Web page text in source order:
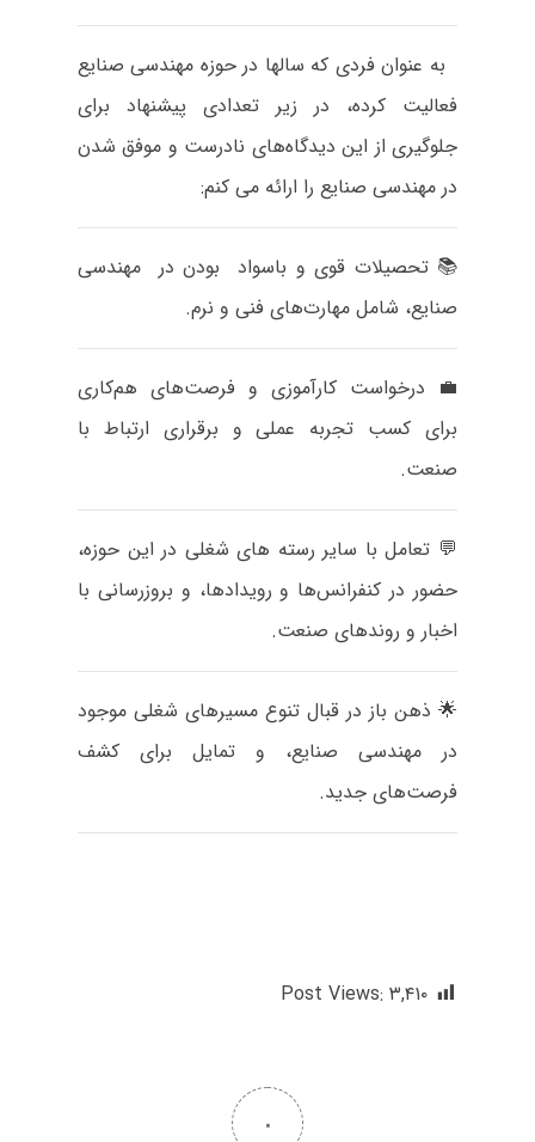
به عنوان فردی که سالها در حوزه مهندسی صنایع
فعالیت کرده، در زیر تعدادی پیشنهاد برای
جلوگیری از این دیدگاه‌های نادرست و موفق شدن
در مهندسی صنایع را ارائه می کنم:
📚 تحصیلات قوی و باسواد بودن در مهندسی
صنایع، شامل مهارت‌های فنی و نرم.
💼 درخواست کارآموزی و فرصت‌های هم‌کاری
برای کسب تجربه عملی و برقراری ارتباط با
صنعت.
💬 تعامل با سایر رسته های شغلی در این حوزه،
حضور در کنفرانس‌ها و رویدادها، و بروزرسانی با
اخبار و روند‌های صنعت.
🌟 ذهن باز در قبال تنوع مسیرهای شغلی موجود
در مهندسی صنایع، و تمایل برای کشف
فرصت‌های جدید.
Post Views: ۳,۴۱۰
۰